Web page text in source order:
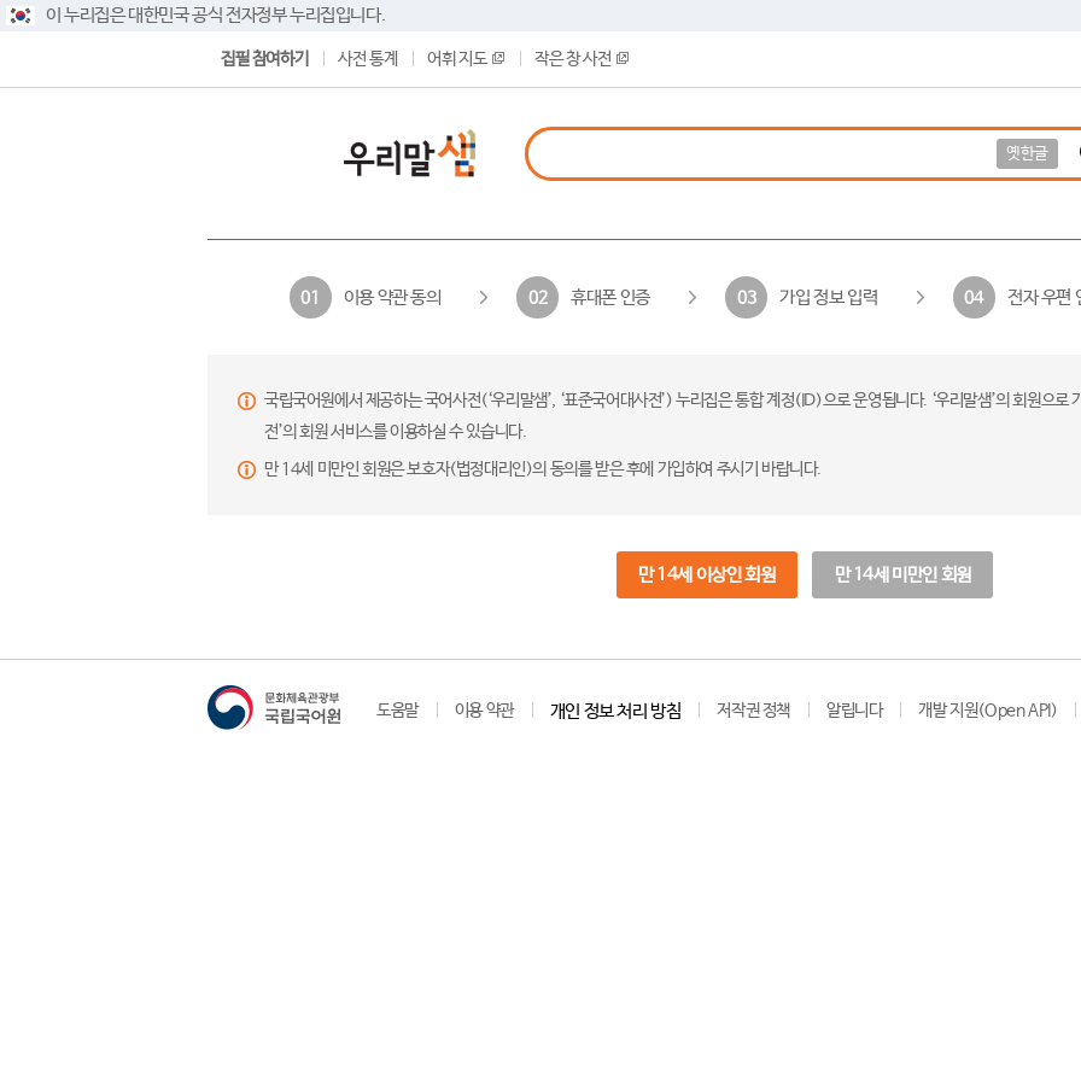
이 누리집은 대한민국 공식 전자정부 누리집입니다.
집필 참여하기 사전 통계 어휘 지도 작은 창 사전
옛한글
01 이용 약관 동의 02 휴대폰 인증 03 가입 정보 입력 04 전자 우편
국립국어원에서 제공하는 국어사전(‘우리말샘’, ‘표준국어대사전’) 누리집은 통합 계정(ID)으로 운영됩니다. ‘우리말샘’의 회원으
전’의 회원 서비스를 이용하실 수 있습니다.
만 14세 미만인 회원은 보호자(법정대리인)의 동의를 받은 후에 가입하여 주시기 바랍니다.
만 14세 이상인 회원 만 14세 미만인 회원
도움말 이용 약관 개인 정보 처리 방침 저작권 정책 알립니다 개발 지원(Open API)